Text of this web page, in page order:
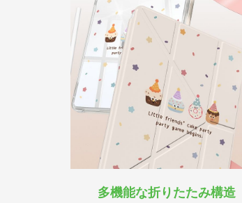
多機能な折りたたみ構造